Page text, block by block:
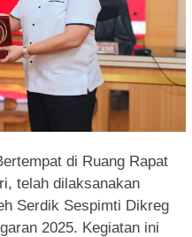
di Ruang Rapat
telah dilaksanakan
Serdik Sespimti Dikreg
2025. Kegiatan ini